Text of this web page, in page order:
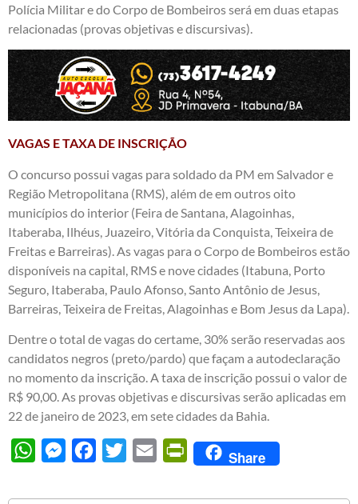
Polícia Militar e do Corpo de Bombeiros será em duas etapas
relacionadas (provas objetivas e discursivas).
VAGAS E TAXA DE INSCRIÇÃO
O concurso possui vagas para soldado da PM em Salvador e
Região Metropolitana (RMS), além de em outros oito
municípios do interior (Feira de Santana, Alagoinhas,
Itaberaba, Ilhéus, Juazeiro, Vitória da Conquista, Teixeira de
Freitas e Barreiras). As vagas para o Corpo de Bombeiros estão
disponíveis na capital, RMS e nove cidades (Itabuna, Porto
Seguro, Itaberaba, Paulo Afonso, Santo Antônio de Jesus,
Barreiras, Teixeira de Freitas, Alagoinhas e Bom Jesus da Lapa).
Dentre o total de vagas do certame, 30% serão reservadas aos
candidatos negros (preto/pardo) que façam a autodeclaração
no momento da inscrição. A taxa de inscrição possui o valor de
R$ 90,00. As provas objetivas e discursivas serão aplicadas em
22 de janeiro de 2023, em sete cidades da Bahia.
WhatsAppMessengerFacebook
Twitter Email PrintFriendly
Share